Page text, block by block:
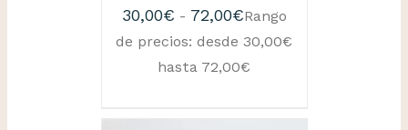
30,00€ - 72,00€Rango
de precios: desde 30,00€
hasta 72,00€